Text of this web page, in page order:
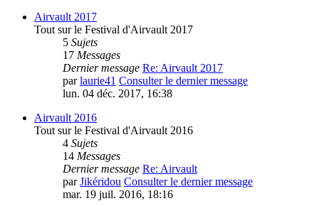
Airvault 2017
Tout sur le Festival d'Airvault 2017
5 Sujets
17 Messages
Dernier message Re: Airvault 2017
parlaurie41 Consulter le dernier message
lun. 04 déc. 2017, 16:38
Airvault 2016
Tout sur le Festival d'Airvault 2016
4 Sujets
14 Messages
Dernier message Re: Airvault
parJikéridou Consulter le dernier message
mar. 19 juil. 2016, 18:16